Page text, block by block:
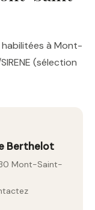
à Mont-
(sélection
Berthelot
Mont-Saint-